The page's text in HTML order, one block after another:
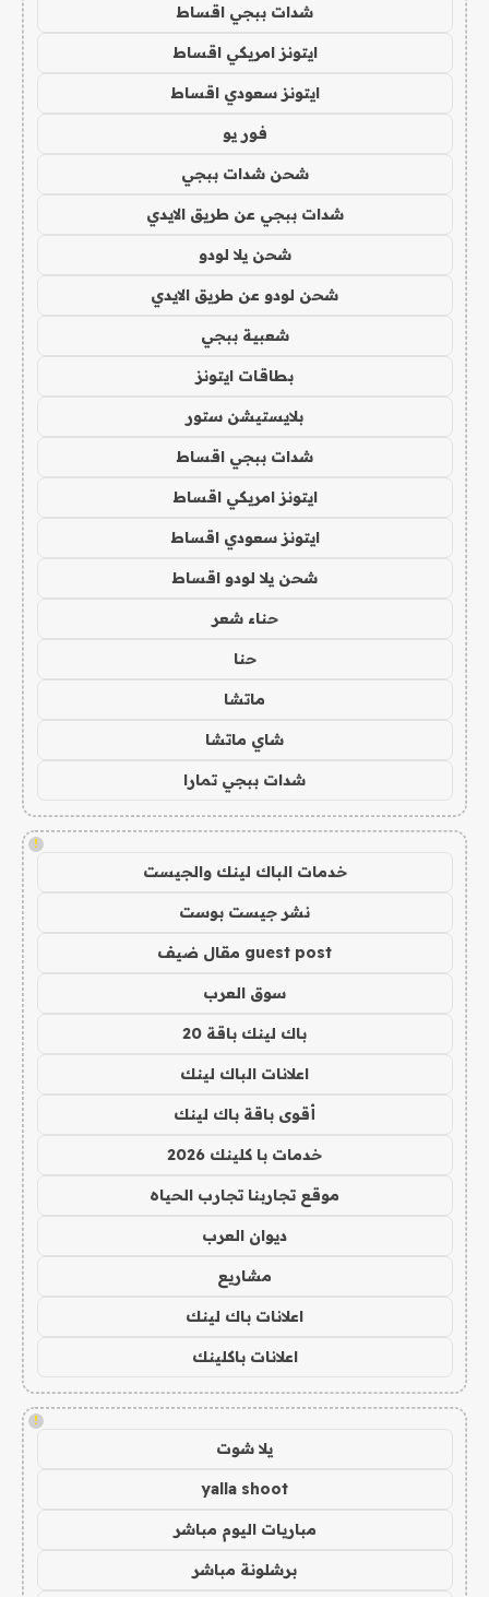
شدات ببجي اقساط
ايتونز امريكي اقساط
ايتونز سعودي اقساط
فور يو
شحن شدات ببجي
شدات ببجي عن طريق الايدي
شحن يلا لودو
شحن لودو عن طريق الايدي
شعبية ببجي
بطاقات ايتونز
بلايستيشن ستور
شدات ببجي اقساط
ايتونز امريكي اقساط
ايتونز سعودي اقساط
شحن يلا لودو اقساط
حناء شعر
حنا
ماتشا
شاي ماتشا
شدات ببجي تمارا
!
خدمات الباك لينك والجيست
نشر جيست بوست
guest post مقال ضيف
سوق العرب
باك لينك باقة 20
اعلانات الباك لينك
أقوى باقة باك لينك
خدمات با كلينك 2026
موقع تجاربنا تجارب الحياه
ديوان العرب
مشاريع
اعلانات باك لينك
اعلانات باكلينك
!
يلا شوت
yalla shoot
مباريات اليوم مباشر
برشلونة مباشر